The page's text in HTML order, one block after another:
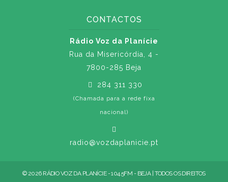
CONTACTOS
Rádio Voz da Planície
Rua da Misericórdia, 4 -
7800-285 Beja
284 311 330
(Chamada para a rede fixa
nacional)
radio@vozdaplanicie.pt
© 2026 RÁDIO VOZ DA PLANÍCIE - 104.5FM - BEJA | TODOS OS DIREITOS